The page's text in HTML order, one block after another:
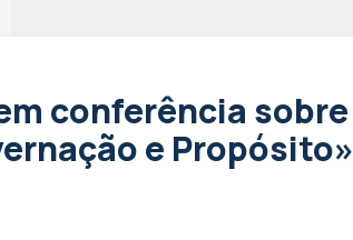
conferência sobre
e Propósito»